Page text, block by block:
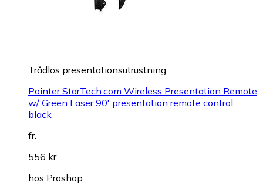
Trådlös presentationsutrustning
Pointer StarTech.com Wireless Presentation Remote
w/ Green Laser 90' presentation remote control
black
fr.
556 kr
hos Proshop